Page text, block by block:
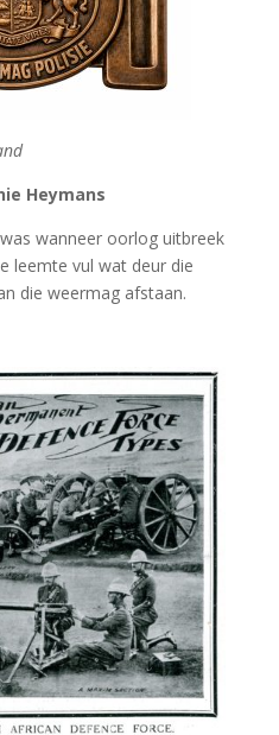
Heymans
wanneer oorlog uitbreek
leemte vul wat deur die
die weermag afstaan.